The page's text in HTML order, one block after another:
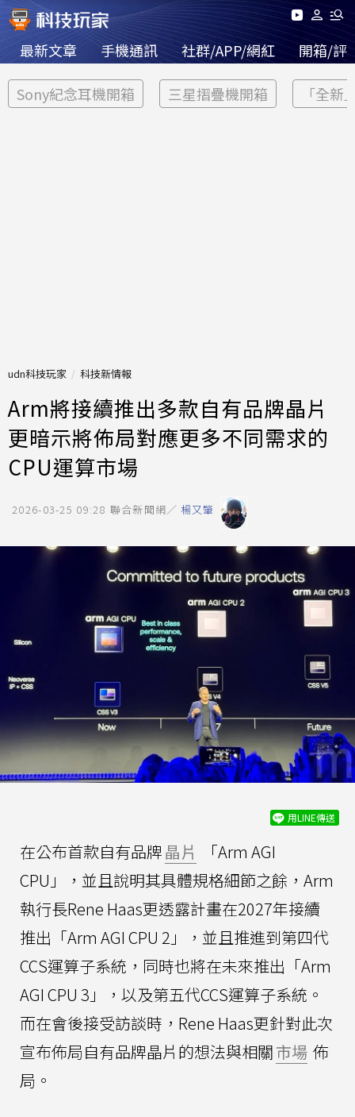
最新文章 手機通訊 社群/APP/網紅 開箱/評
Sony紀念耳機開箱 三星摺疊機開箱 「全新
udn科技玩家 科技新情報
Arm將接續推出多款自有品牌晶片
更暗示將佈局對應更多不同需求的
CPU運算市場
2026-03-25 09:28 聯合新聞網／ 楊又肇
用LINE傳送
在公布首款自有品牌晶片
「Arm AGI
CPU」，並且說明其具體規格細節之餘，Arm
執行長Rene Haas更透露計畫在2027年接續
推出「Arm AGI CPU 2」，並且推進到第四代
CCS運算子系統，同時也將在未來推出「Arm
AGI CPU 3」，以及第五代CCS運算子系統。
而在會後接受訪談時，Rene Haas更針對此次
宣布佈局自有品牌晶片的想法與相關市場 佈
局。